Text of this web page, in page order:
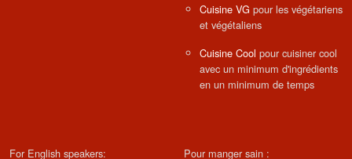
Cuisine VG pour les végétariens
et végétaliens
Cuisine Cool pour cuisiner cool
avec un minimum d'ingrédients
en un minimum de temps
For English speakers:
Pour manger sain :